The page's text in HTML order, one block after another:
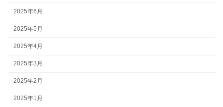
2025年6月
2025年5月
2025年4月
2025年3月
2025年2月
2025年1月